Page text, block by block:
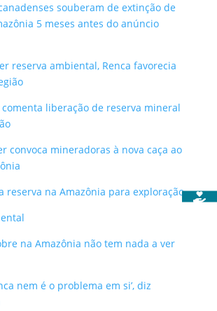
souberam de extinção de
5 meses antes do anúncio
reserva ambiental, Renca favorecia
liberação de reserva mineral
convoca mineradoras à nova caça ao
reserva na Amazônia para exploração
na Amazônia não tem nada a ver
nem é o problema em si’, diz